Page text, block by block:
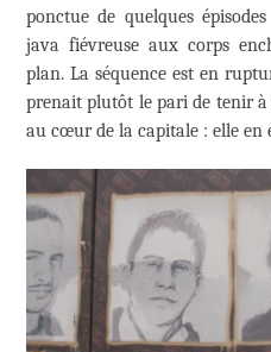
ponctue de quelques
java fiévreuse aux corps
plan. La séquence est en
prenait plutôt le pari de tenir à
au cœur de la capitale : elle en